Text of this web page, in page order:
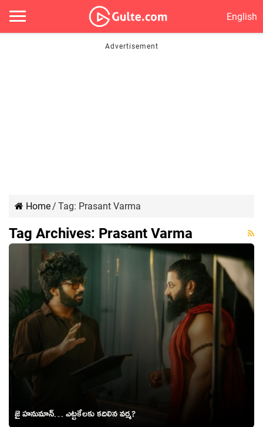
English
Home/ Tag: Prasant Varma
Tag Archives: Prasant Varma
జై హనుమాన్… ఎట్టకేలకు కదిలిన వర్మ?